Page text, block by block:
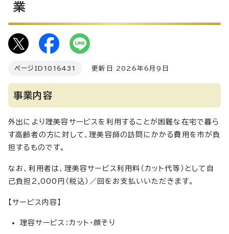
業
ページID 1016431 更新日 2026年6月9日
事業内容
外出により理美容サービスを利用することが困難な在宅で暮ら
す高齢者の方に対して、理美容師の訪問にかかる費用を市が負
担するものです。
なお、利用者は、理美容サービス利用料（カット代等）として自
己負担2,000円（税込）／回をお支払いいただきます。
【サービス内容】
理容サービス：カット・顔そり